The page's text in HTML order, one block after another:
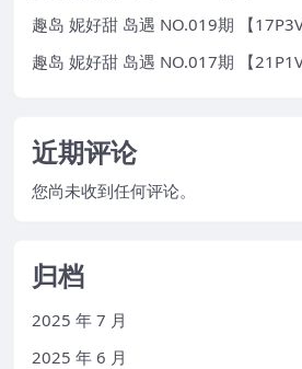
趣岛 妮好甜 岛遇 NO.019期 【
趣岛 妮好甜 岛遇 NO.017期 【
近期评论
您尚未收到任何评论。
归档
2025 年 7 月
2025 年 6 月